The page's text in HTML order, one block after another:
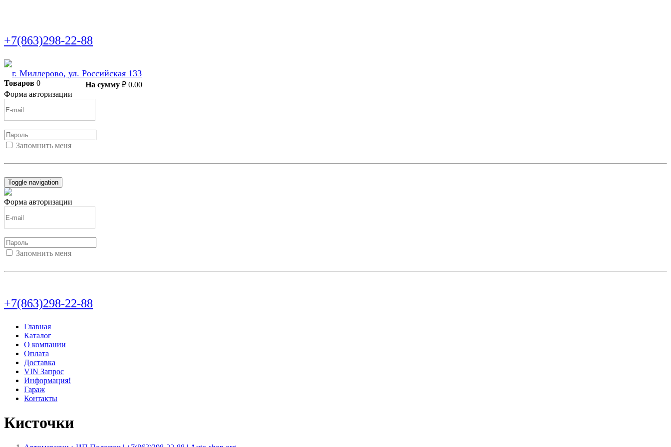
+7(863)298-22-88
г. Миллерово, ул. Российская 133
Товаров 0 На сумму ₽ 0.00
Форма авторизации
Запомнить меня
Toggle navigation
Форма авторизации
Запомнить меня
+7(863)298-22-88
Главная
Каталог
О компании
Оплата
Доставка
VIN Запрос
Информация!
Гараж
Контакты
Кисточки